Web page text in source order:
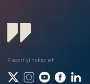
Piapiri’yi takip et